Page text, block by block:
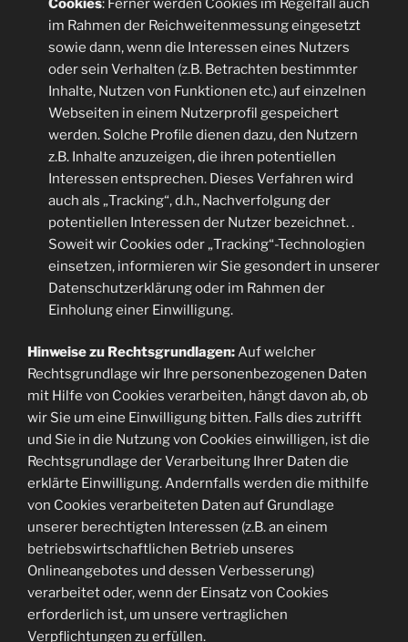
im Rahmen der Reichweitenmessung eingesetzt
sowie dann, wenn die Interessen eines Nutzers
oder sein Verhalten (z.B. Betrachten bestimmter
Inhalte, Nutzen von Funktionen etc.) auf einzelnen
Webseiten in einem Nutzerprofil gespeichert
werden. Solche Profile dienen dazu, den Nutzern
z.B. Inhalte anzuzeigen, die ihren potentiellen
Interessen entsprechen. Dieses Verfahren wird
auch als „Tracking“, d.h., Nachverfolgung der
potentiellen Interessen der Nutzer bezeichnet. .
Soweit wir Cookies oder „Tracking“-Technologien
einsetzen, informieren wir Sie gesondert in unserer
Datenschutzerklärung oder im Rahmen der
Einholung einer Einwilligung.
Hinweise zu Rechtsgrundlagen:Auf welcher
Rechtsgrundlage wir Ihre personenbezogenen Daten
mit Hilfe von Cookies verarbeiten, hängt davon ab, ob
wir Sie um eine Einwilligung bitten. Falls dies zutrifft
und Sie in die Nutzung von Cookies einwilligen, ist die
Rechtsgrundlage der Verarbeitung Ihrer Daten die
erklärte Einwilligung. Andernfalls werden die mithilfe
von Cookies verarbeiteten Daten auf Grundlage
unserer berechtigten Interessen (z.B. an einem
betriebswirtschaftlichen Betrieb unseres
Onlineangebotes und dessen Verbesserung)
verarbeitet oder, wenn der Einsatz von Cookies
erforderlich ist, um unsere vertraglichen
Verpflichtungen zu erfüllen.